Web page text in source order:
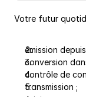
Votre futur
émission
conversion
contrôle de
transmission ;